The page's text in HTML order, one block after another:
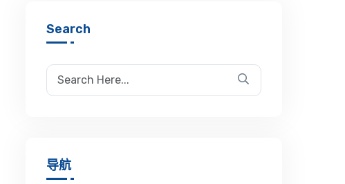
Search
导航